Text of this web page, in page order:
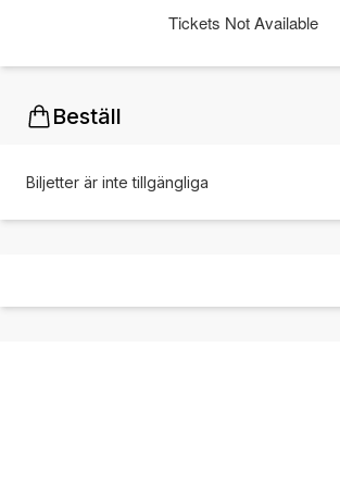
Tickets Not Available
Beställ
Biljetter är inte tillgängliga